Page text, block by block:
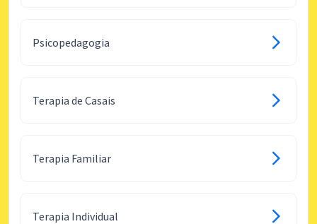
Psicopedagogia
Terapia de Casais
Terapia Familiar
Terapia Individual